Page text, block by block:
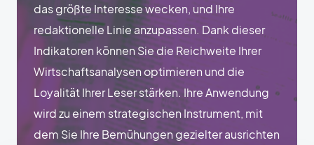
das größte Interesse wecken, und Ihre
redaktionelle Linie anzupassen. Dank dieser
Indikatoren können Sie die Reichweite Ihrer
Wirtschaftsanalysen optimieren und die
Loyalität Ihrer Leser stärken. Ihre Anwendung
wird zu einem strategischen Instrument, mit
dem Sie Ihre Bemühungen gezielter ausrichten